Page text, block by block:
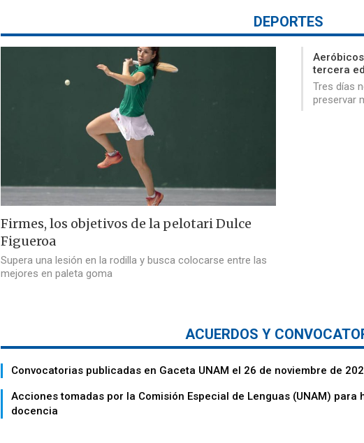
DEPORTES
Firmes, los objetivos de la pelotari Dulce
Figueroa
Supera una lesión en la rodilla y busca colocarse entre las
mejores en paleta goma
tercera
Tres días
preservar
ACUERDOS Y
Convocatorias publicadas en Gaceta UNAM el 26 de noviembre de
Acciones tomadas por la Comisión Especial de Lenguas (UNAM)
docencia